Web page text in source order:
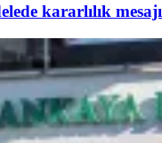
kararlılık mesajı